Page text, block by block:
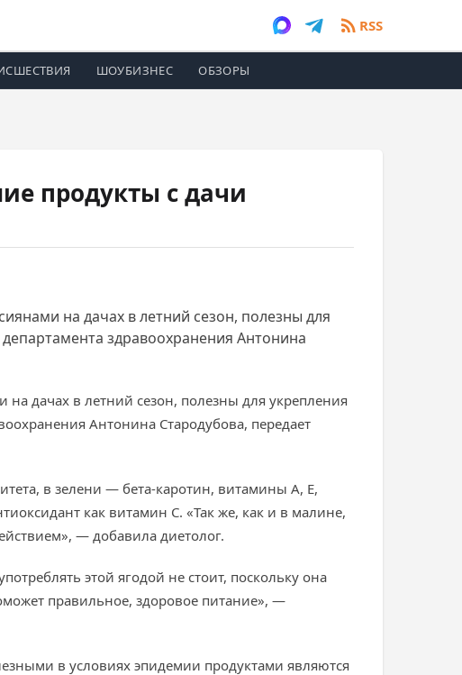
RSS
ШОУБИЗНЕС ОБЗОРЫ
продукты с дачи
на дачах в летний сезон, полезны для
здравоохранения Антонина
дачах в летний сезон, полезны для укрепления
Антонина Стародубова, передает
в зелени — бета-каротин, витамины А, Е,
как витамин C. «Так же, как и в малине,
— добавила диетолог.
этой ягодой не стоит, поскольку она
правильное, здоровое питание», —
в условиях эпидемии продуктами являются